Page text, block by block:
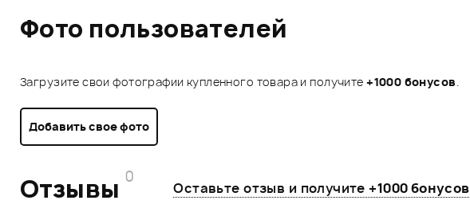
Фото пользователей
Загрузите свои фотографии купленного товара и получите+1000 бонусов.
Добавить свое фото
Отзывы 0
Оставьте отзыв и получите +1000 бонусов